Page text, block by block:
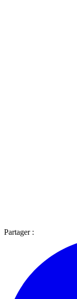
Partager :